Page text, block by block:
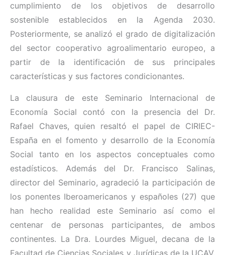
cumplimiento de los objetivos de desarrollo
sostenible establecidos en la Agenda 2030.
Posteriormente, se analizó el grado de digitalización
del sector cooperativo agroalimentario europeo, a
partir de la identificación de sus principales
características y sus factores condicionantes.
La clausura de este Seminario Internacional de
Economía Social contó con la presencia del Dr.
Rafael Chaves, quien resaltó el papel de CIRIEC-
España en el fomento y desarrollo de la Economía
Social tanto en los aspectos conceptuales como
estadísticos. Además del Dr. Francisco Salinas,
director del Seminario, agradeció la participación de
los ponentes Iberoamericanos y españoles (27) que
han hecho realidad este Seminario así como el
centenar de personas participantes, de ambos
continentes. La Dra. Lourdes Miguel, decana de la